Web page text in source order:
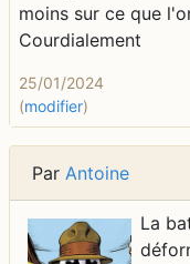
moins sur ce que
Courdialement
25/01/2024
(modifier)
Par Antoine
La